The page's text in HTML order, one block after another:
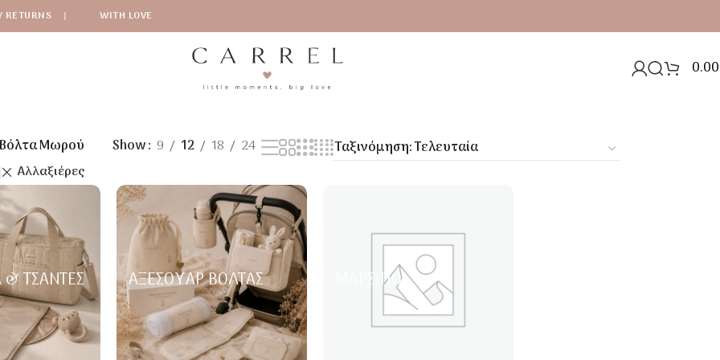
RETURNS | WITH LOVE
0.00
Βόλτα Μωρού Show 9 12 18 24
Αλλαξιέρες
& ΤΣΆΝΤΕΣ ΑΞΕΣΟΥΆΡ ΒΌΛΤΑΣ ΜΆΡΣΙΠΟΙ